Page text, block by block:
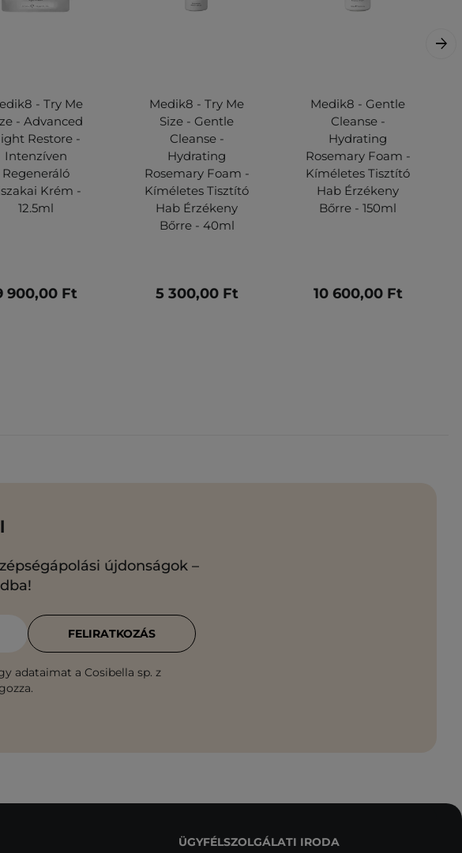
- Try Me
- Advanced
Restore -
Intenzíven
Regeneráló
Krém -
12.5ml
900,00 Ft
Medik8 - Try Me
Size - Gentle
Cleanse -
Hydrating
Rosemary Foam -
Kíméletes Tisztító
Hab Érzékeny
Bőrre - 40ml
5 300,00 Ft
Medik8 - Gentle
Cleanse -
Hydrating
Rosemary Foam -
Kíméletes Tisztító
Hab Érzékeny
Bőrre - 150ml
10 600,00 Ft
újdonságok –
adataimat a Cosibella sp. z
FELIRATKOZÁS
ÜGYFÉLSZOLGÁLATI IRODA